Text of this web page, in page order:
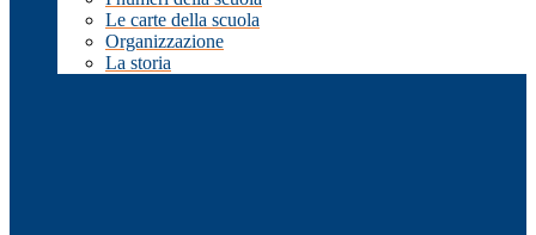
Le carte della scuola
Organizzazione
La storia